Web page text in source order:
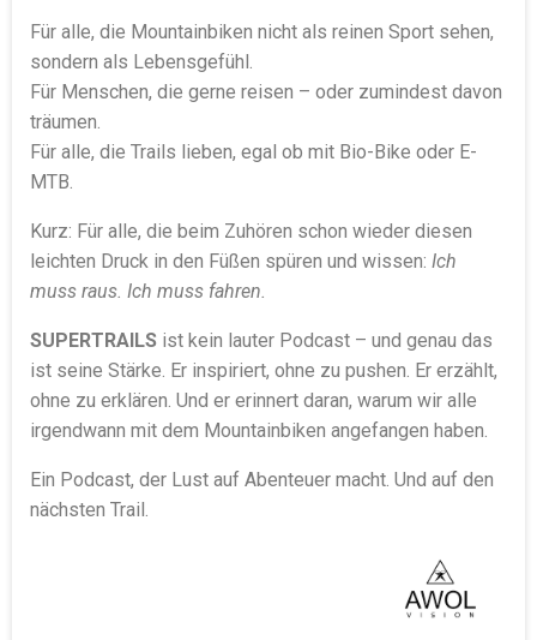
Für alle, die Mountainbiken nicht als reinen Sport sehen,
sondern als Lebensgefühl.
Für Menschen, die gerne reisen – oder zumindest davon
träumen.
Für alle, die Trails lieben, egal ob mit Bio-Bike oder E-
MTB.
Kurz: Für alle, die beim Zuhören schon wieder diesen
leichten Druck in den Füßen spüren und wissen: Ich
muss raus. Ich muss fahren.
SUPERTRAILS ist kein lauter Podcast – und genau das
ist seine Stärke. Er inspiriert, ohne zu pushen. Er erzählt,
ohne zu erklären. Und er erinnert daran, warum wir alle
irgendwann mit dem Mountainbiken angefangen haben.
Ein Podcast, der Lust auf Abenteuer macht. Und auf den
nächsten Trail.